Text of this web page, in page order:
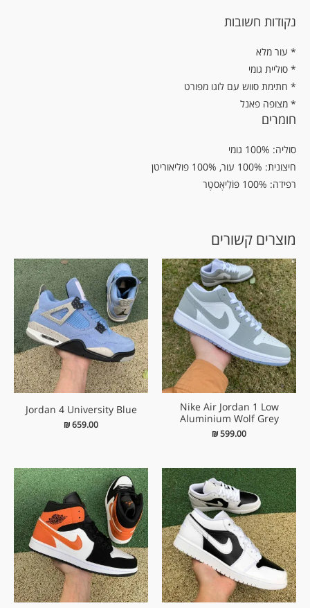
נקודות חשובות
עור מלא *
* סוליית גומי
* חתימת סווש עם לוגו מפורט
* מצופה פאנל
חומרים
סוליה: 100% גומי
חיצונית: 100% עור, 100% פוליאוריטן
רפידה: 100% פּוֹלִיאֶסטֶר
מוצרים קשורים
Nike Air Jordan 1 Low
Aluminium Wolf Grey
₪599.00
Jordan 4 University Blue
₪659.00